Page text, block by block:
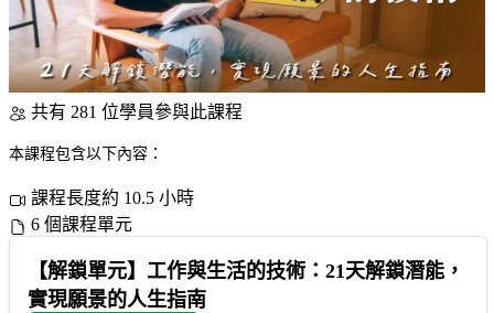
共有 281 位學員參與此課程
本課程包含以下內容：
課程長度約 10.5 小時
6 個課程單元
【解鎖單元】工作與生活的技術：21天解鎖潛能，
實現願景的人生指南